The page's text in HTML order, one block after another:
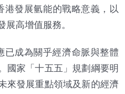
港發展氫能的戰略意義，以
展高增值服務。
已成為關乎經濟命脈與整體
國家「十五五」規劃綱要明
來發展重點領域及新的經濟